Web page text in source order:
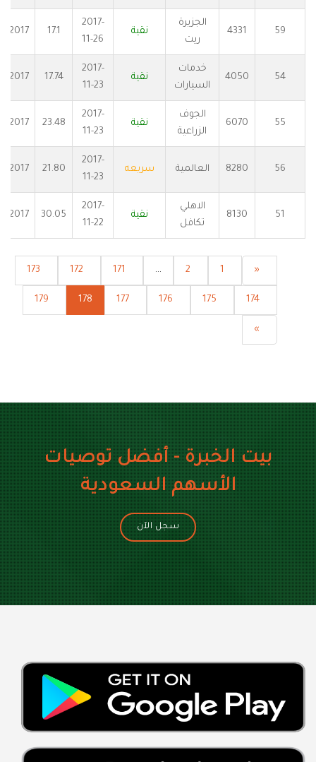
59
4331
الجزيرة
ريت
نقية
2017-
11-26
17.1
2017
54
4050
خدمات
السيارات
نقية
2017-
11-23
17.74
2017
55
6070
الجوف
الزراعية
نقية
2017-
11-23
23.48
2017
56
8280 العالمية سريعه
2017-
11-23
21.80
2017
51
8130
الاهلي
تكافل
نقية
2017-
11-22
30.05
2017
«
1
2
...
171
172
173
174
175
176
177
178
179
»
بيت الخبرة - أفضل توصيات
الأسهم السعودية
سجل الآن